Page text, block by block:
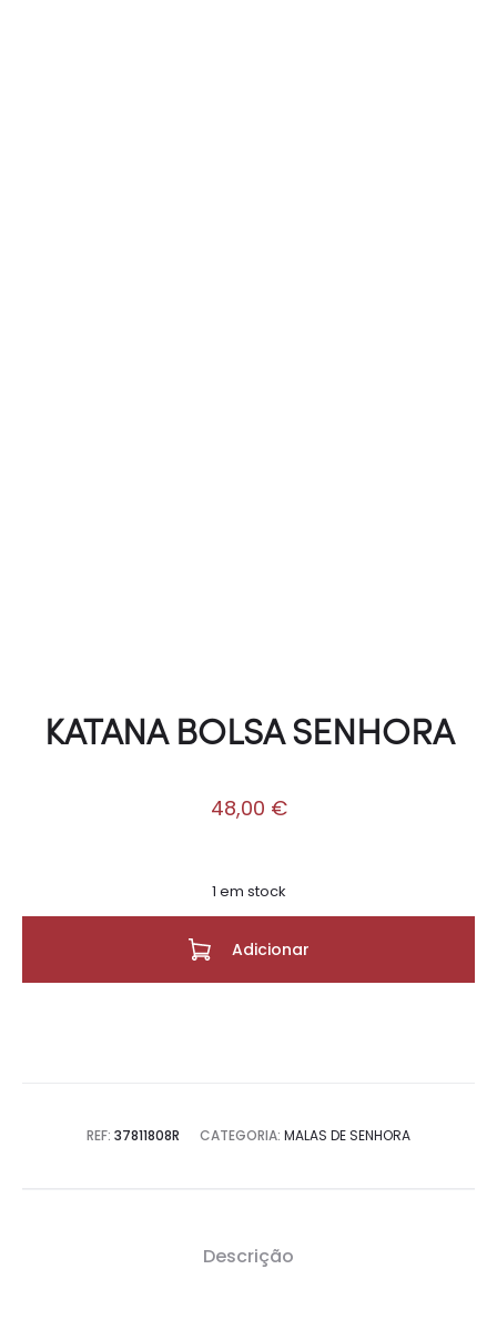
KATANA BOLSA SENHORA
48,00 €
1 em stock
Adicionar
REF: 37811808R CATEGORIA: MALAS DE SENHORA
Descrição